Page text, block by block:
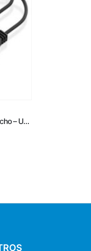
Cable Conversor Aisens A109-0712/ USB Tipo-C Macho – HDMI 8K Macho/ Hasta 27W/ 6000Mbps/ 2m/ Negro